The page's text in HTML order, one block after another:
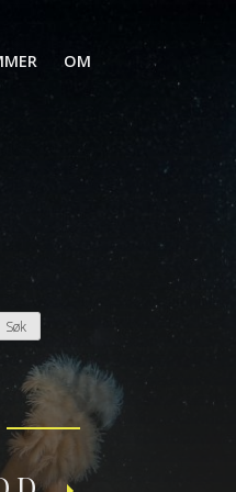
OM